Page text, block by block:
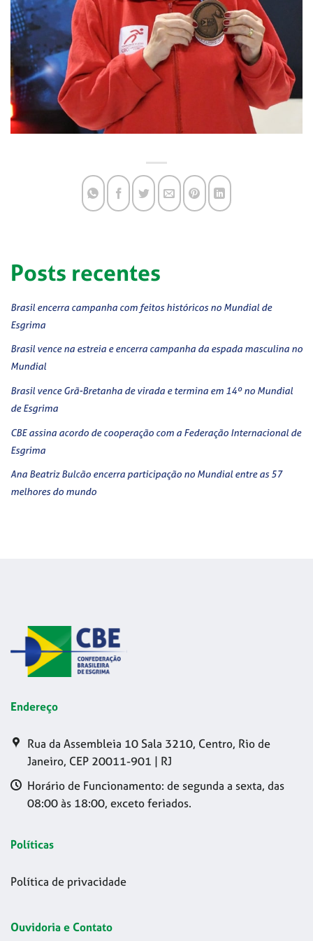
Posts recentes
Brasil encerra campanha com feitos históricos no Mundial de
Esgrima
Brasil vence na estreia e encerra campanha da espada masculina no
Mundial
Brasil vence Grã-Bretanha de virada e termina em 14º no Mundial
de Esgrima
CBE assina acordo de cooperação com a Federação Internacional de
Esgrima
Ana Beatriz Bulcão encerra participação no Mundial entre as 57
melhores do mundo
Endereço
Rua da Assembleia 10 Sala 3210, Centro, Rio de
Janeiro, CEP 20011-901 | RJ
Horário de Funcionamento: de segunda a sexta, das
08:00 às 18:00, exceto feriados.
Políticas
Política de privacidade
Ouvidoria e Contato